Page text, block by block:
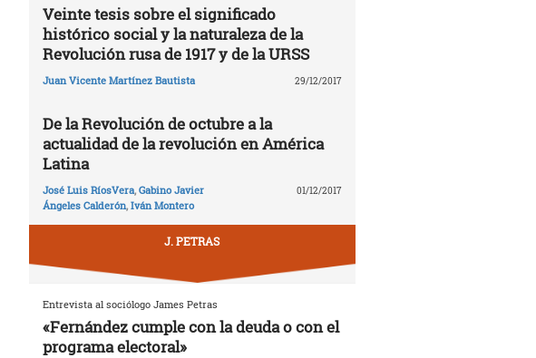
Veinte tesis sobre el significado
histórico social y la naturaleza de la
Revolución rusa de 1917 y de la URSS
Juan Vicente Martínez Bautista 29/12/2017
De la Revolución de octubre a la
actualidad de la revolución en América
Latina
José Luis RíosVera, Gabino Javier
Ángeles Calderón, Iván Montero
01/12/2017
J. PETRAS
Entrevista al sociólogo James Petras
«Fernández cumple con la deuda o con el
programa electoral»